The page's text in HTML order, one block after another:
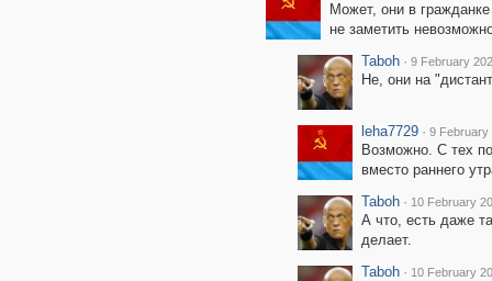
Может, они в
не заметить
Taboh · 9 February
Не, они на
leha7729 · 9 February
Возможно. С тех
вместо раннего
Taboh · 10 February
А что, есть даже
делает.
Taboh · 10 February